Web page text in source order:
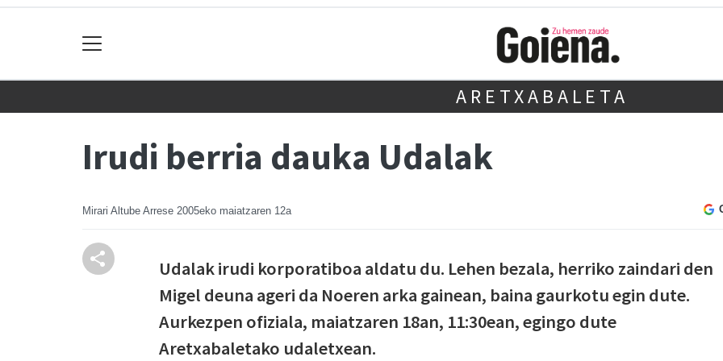
ARETXABALETA
Irudi berria dauka Udalak
Mirari Altube Arrese 2005eko maiatzaren 12a
Udalak irudi korporatiboa aldatu du. Lehen bezala, herriko zaindari den
Migel deuna ageri da Noeren arka gainean, baina gaurkotu egin dute.
Aurkezpen ofiziala, maiatzaren 18an, 11:30ean, egingo dute
Aretxabaletako udaletxean.